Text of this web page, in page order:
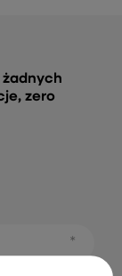
żadnych
zero